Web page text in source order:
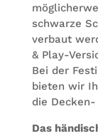
schwarze
ver­baut
& Play-
Bei der
bie­ten wir
die Decken-
Das